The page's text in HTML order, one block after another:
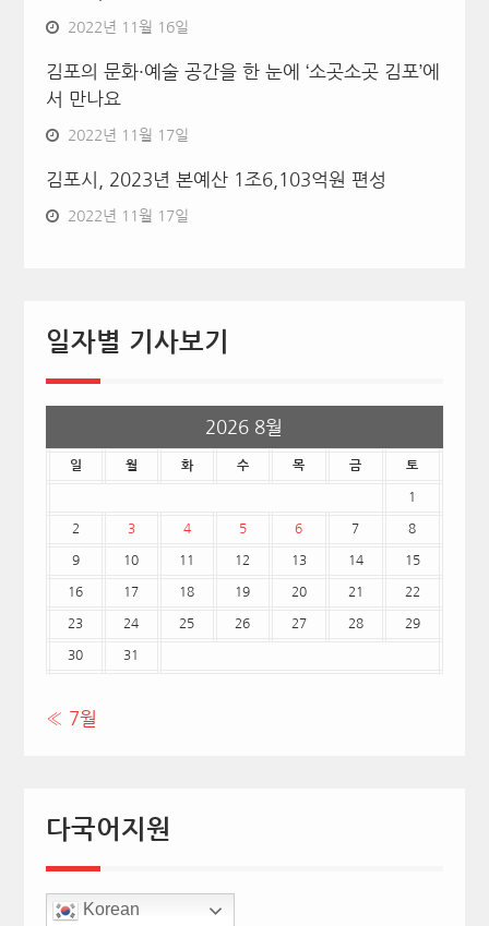
2022년 11월 16일
김포의 문화·예술 공간을 한 눈에 ‘소곳소곳 김포’에
서 만나요
2022년 11월 17일
김포시, 2023년 본예산 1조6,103억원 편성
2022년 11월 17일
일자별 기사보기
2026 8월
일 월 화 수 목 금 토
1
2 3 4 5 6 7 8
9 10 11 12 13 14 15
16 17 18 19 20 21 22
23 24 25 26 27 28 29
30 31
« 7월
다국어지원
Korean